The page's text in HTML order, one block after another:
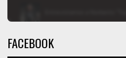
FACEBOOK